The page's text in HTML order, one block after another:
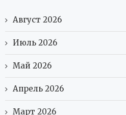
Август 2026
Июль 2026
Май 2026
Апрель 2026
Март 2026